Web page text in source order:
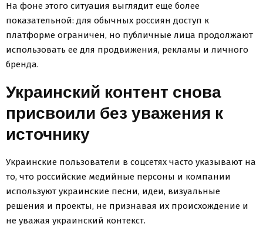
На фоне этого ситуация выглядит еще более
показательной: для обычных россиян доступ к
платформе ограничен, но публичные лица продолжают
использовать ее для продвижения, рекламы и личного
бренда.
Украинский контент снова
присвоили без уважения к
источнику
Украинские пользователи в соцсетях часто указывают на
то, что российские медийные персоны и компании
используют украинские песни, идеи, визуальные
решения и проекты, не признавая их происхождение и
не уважая украинский контекст.